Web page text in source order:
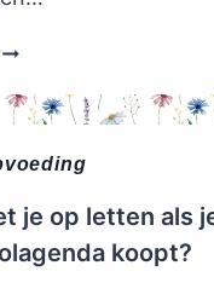
je op letten als
koopt?